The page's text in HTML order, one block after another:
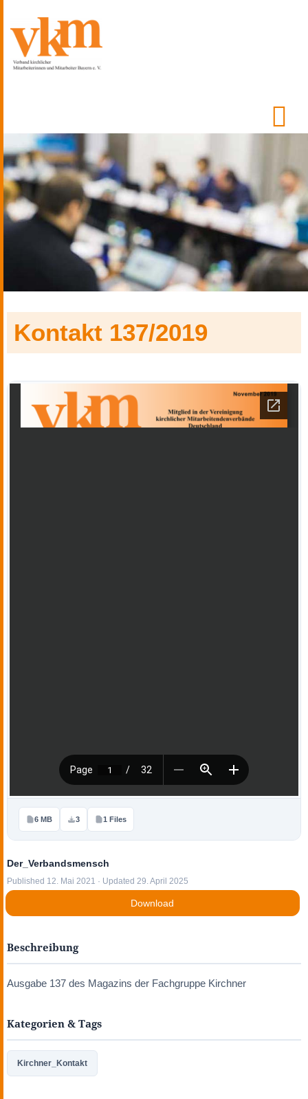
Kontakt 137/2019
6 MB 3 1 Files
Der_Verbandsmensch
Published 12. Mai 2021 · Updated 29. April 2025
Download
Beschreibung
Ausgabe 137 des Magazins der Fachgruppe Kirchner
Kategorien & Tags
Kirchner_Kontakt